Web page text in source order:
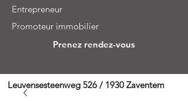
Entrepreneur
Promoteur immobilier
Prenez rendez-vous
Leuvensesteenweg 526 / 1930 Zaventem